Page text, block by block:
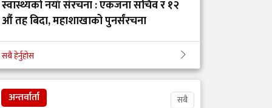
पौडेल
कर्णालीमा डाक्टर फलाउने
अभियान : पहिलो मेडिकल
इन्टर्नसिप ब्याचको
स्वास्थ्यको नयाँ संरचना : एकजना सचिव र १२
औं तह बिदा, महाशाखाको पुनर्संरचना
भक्तपुर अस्पतालको आईसीयुमा तोडफोडदेखि
कर्मचारीमाथि आक्रमण किन भयो?
सबै हेर्नुहोस
अन्तर्वार्ता सबै